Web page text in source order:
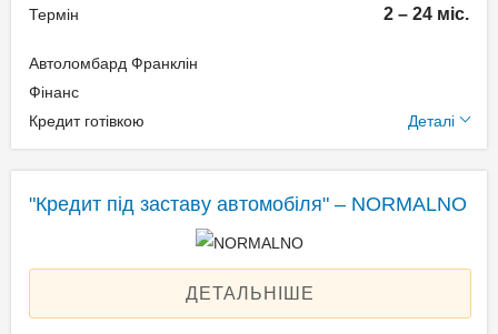
транспортного засобу.
Термін 2 – 24 міс.
Автоломбард Франклін
Фінанс
Кредит готівкою
Деталі
Нотаріальне оформлення
по тарифам нотаріуса
Застава: Автотранспорт
Спосіб погашення:
"Кредит під заставу автомобіля" – NORMALNO
ДЕТАЛЬНІШЕ